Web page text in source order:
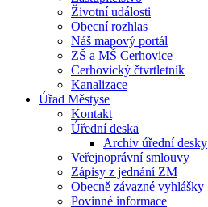
Životní události
Obecní rozhlas
Náš mapový portál
ZŠ a MŠ Cerhovice
Cerhovický čtvrtletník
Kanalizace
Úřad Městyse
Kontakt
Úřední deska
Archiv úřední desky
Veřejnoprávní smlouvy
Zápisy z jednání ZM
Obecně závazné vyhlášky
Povinné informace